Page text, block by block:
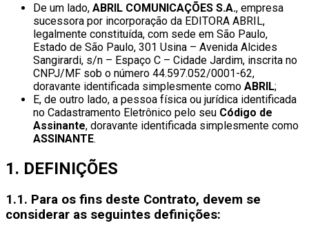
De um lado, ABRIL COMUNICAÇÕES S.A., empresa
sucessora por incorporação da EDITORA ABRIL,
legalmente constituída, com sede em São Paulo,
Estado de São Paulo, 301 Usina – Avenida Alcides
Sangirardi, s/n – Espaço C – Cidade Jardim, inscrita no
CNPJ/MF sob o número 44.597.052/0001-62,
doravante identificada simplesmente como ABRIL;
E, de outro lado, a pessoa física ou jurídica identificada
no Cadastramento Eletrônico pelo seu Código de
Assinante, doravante identificada simplesmente como
ASSINANTE.
1. DEFINIÇÕES
1.1. Para os fins deste Contrato, devem se
considerar as seguintes definições: